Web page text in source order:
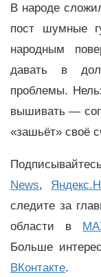
В народе
пост шумные
народным
давать в
проблемы.
вышивать —
«зашьёт» своё
News,
следите за
области в
Больше
ВКонтакте.